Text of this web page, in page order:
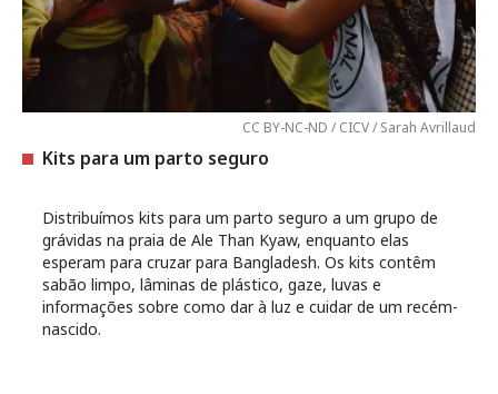
CC BY-NC-ND / CICV / Sarah Avrillaud
Kits para um parto seguro
Distribuímos kits para um parto seguro a um grupo de
grávidas na praia de Ale Than Kyaw, enquanto elas
esperam para cruzar para Bangladesh. Os kits contêm
sabão limpo, lâminas de plástico, gaze, luvas e
informações sobre como dar à luz e cuidar de um recém-
nascido.